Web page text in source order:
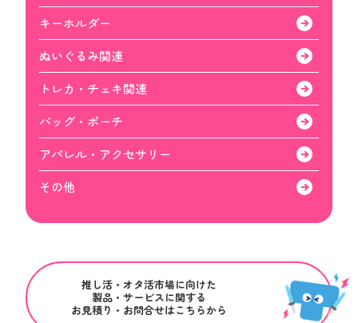
キーホルダー
ぬいぐるみ関連
トレカ・チェキ関連
バッグ・ポーチ
アパレル・アクセサリー
その他
推し活・オタ活市場に向けた
製品・サービスに関する
お見積り・お問合せはこちらから